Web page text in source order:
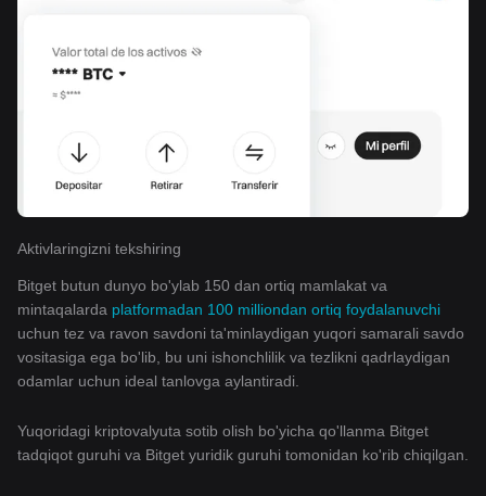
Aktivlaringizni tekshiring
Bitget butun dunyo bo'ylab 150 dan ortiq mamlakat va
mintaqalarda platformadan 100 milliondan ortiq foydalanuvchi
uchun tez va ravon savdoni ta'minlaydigan yuqori samarali savdo
vositasiga ega bo'lib, bu uni ishonchlilik va tezlikni qadrlaydigan
odamlar uchun ideal tanlovga aylantiradi.
Yuqoridagi kriptovalyuta sotib olish bo'yicha qo'llanma Bitget
tadqiqot guruhi va Bitget yuridik guruhi tomonidan ko'rib chiqilgan.